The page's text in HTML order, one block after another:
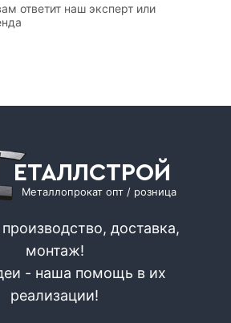
ответит наш эксперт или
ЕТАЛЛСТРОЙ
Металлопрокат опт / розница
доставка,
монтаж!
- наша помощь в их
реализации!